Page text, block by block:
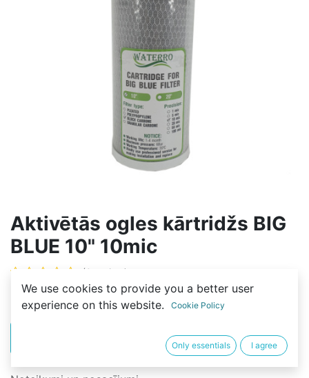
Aktivētās ogles kārtridžs BIG
BLUE 10" 10mic
(0 review)
9,99€
BUY NOW
We use cookies to provide you a better user
experience on this website.
Cookie Policy
Only essentials I agree